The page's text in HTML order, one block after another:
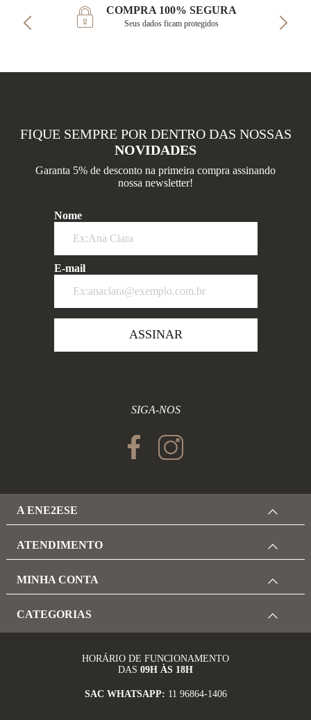
COMPRA 100% SEGURA
Seus dados ficam protegidos
FIQUE SEMPRE POR DENTRO DAS NOSSAS
NOVIDADES
Garanta 5% de desconto na primeira compra assinando
nossa newsletter!
Nome
E-mail
ASSINAR
SIGA-NOS
A ENE2ESE
ATENDIMENTO
MINHA CONTA
CATEGORIAS
HORÁRIO DE FUNCIONAMENTO
DAS 09H ÀS 18H
SAC WHATSAPP: 11 96864-1406